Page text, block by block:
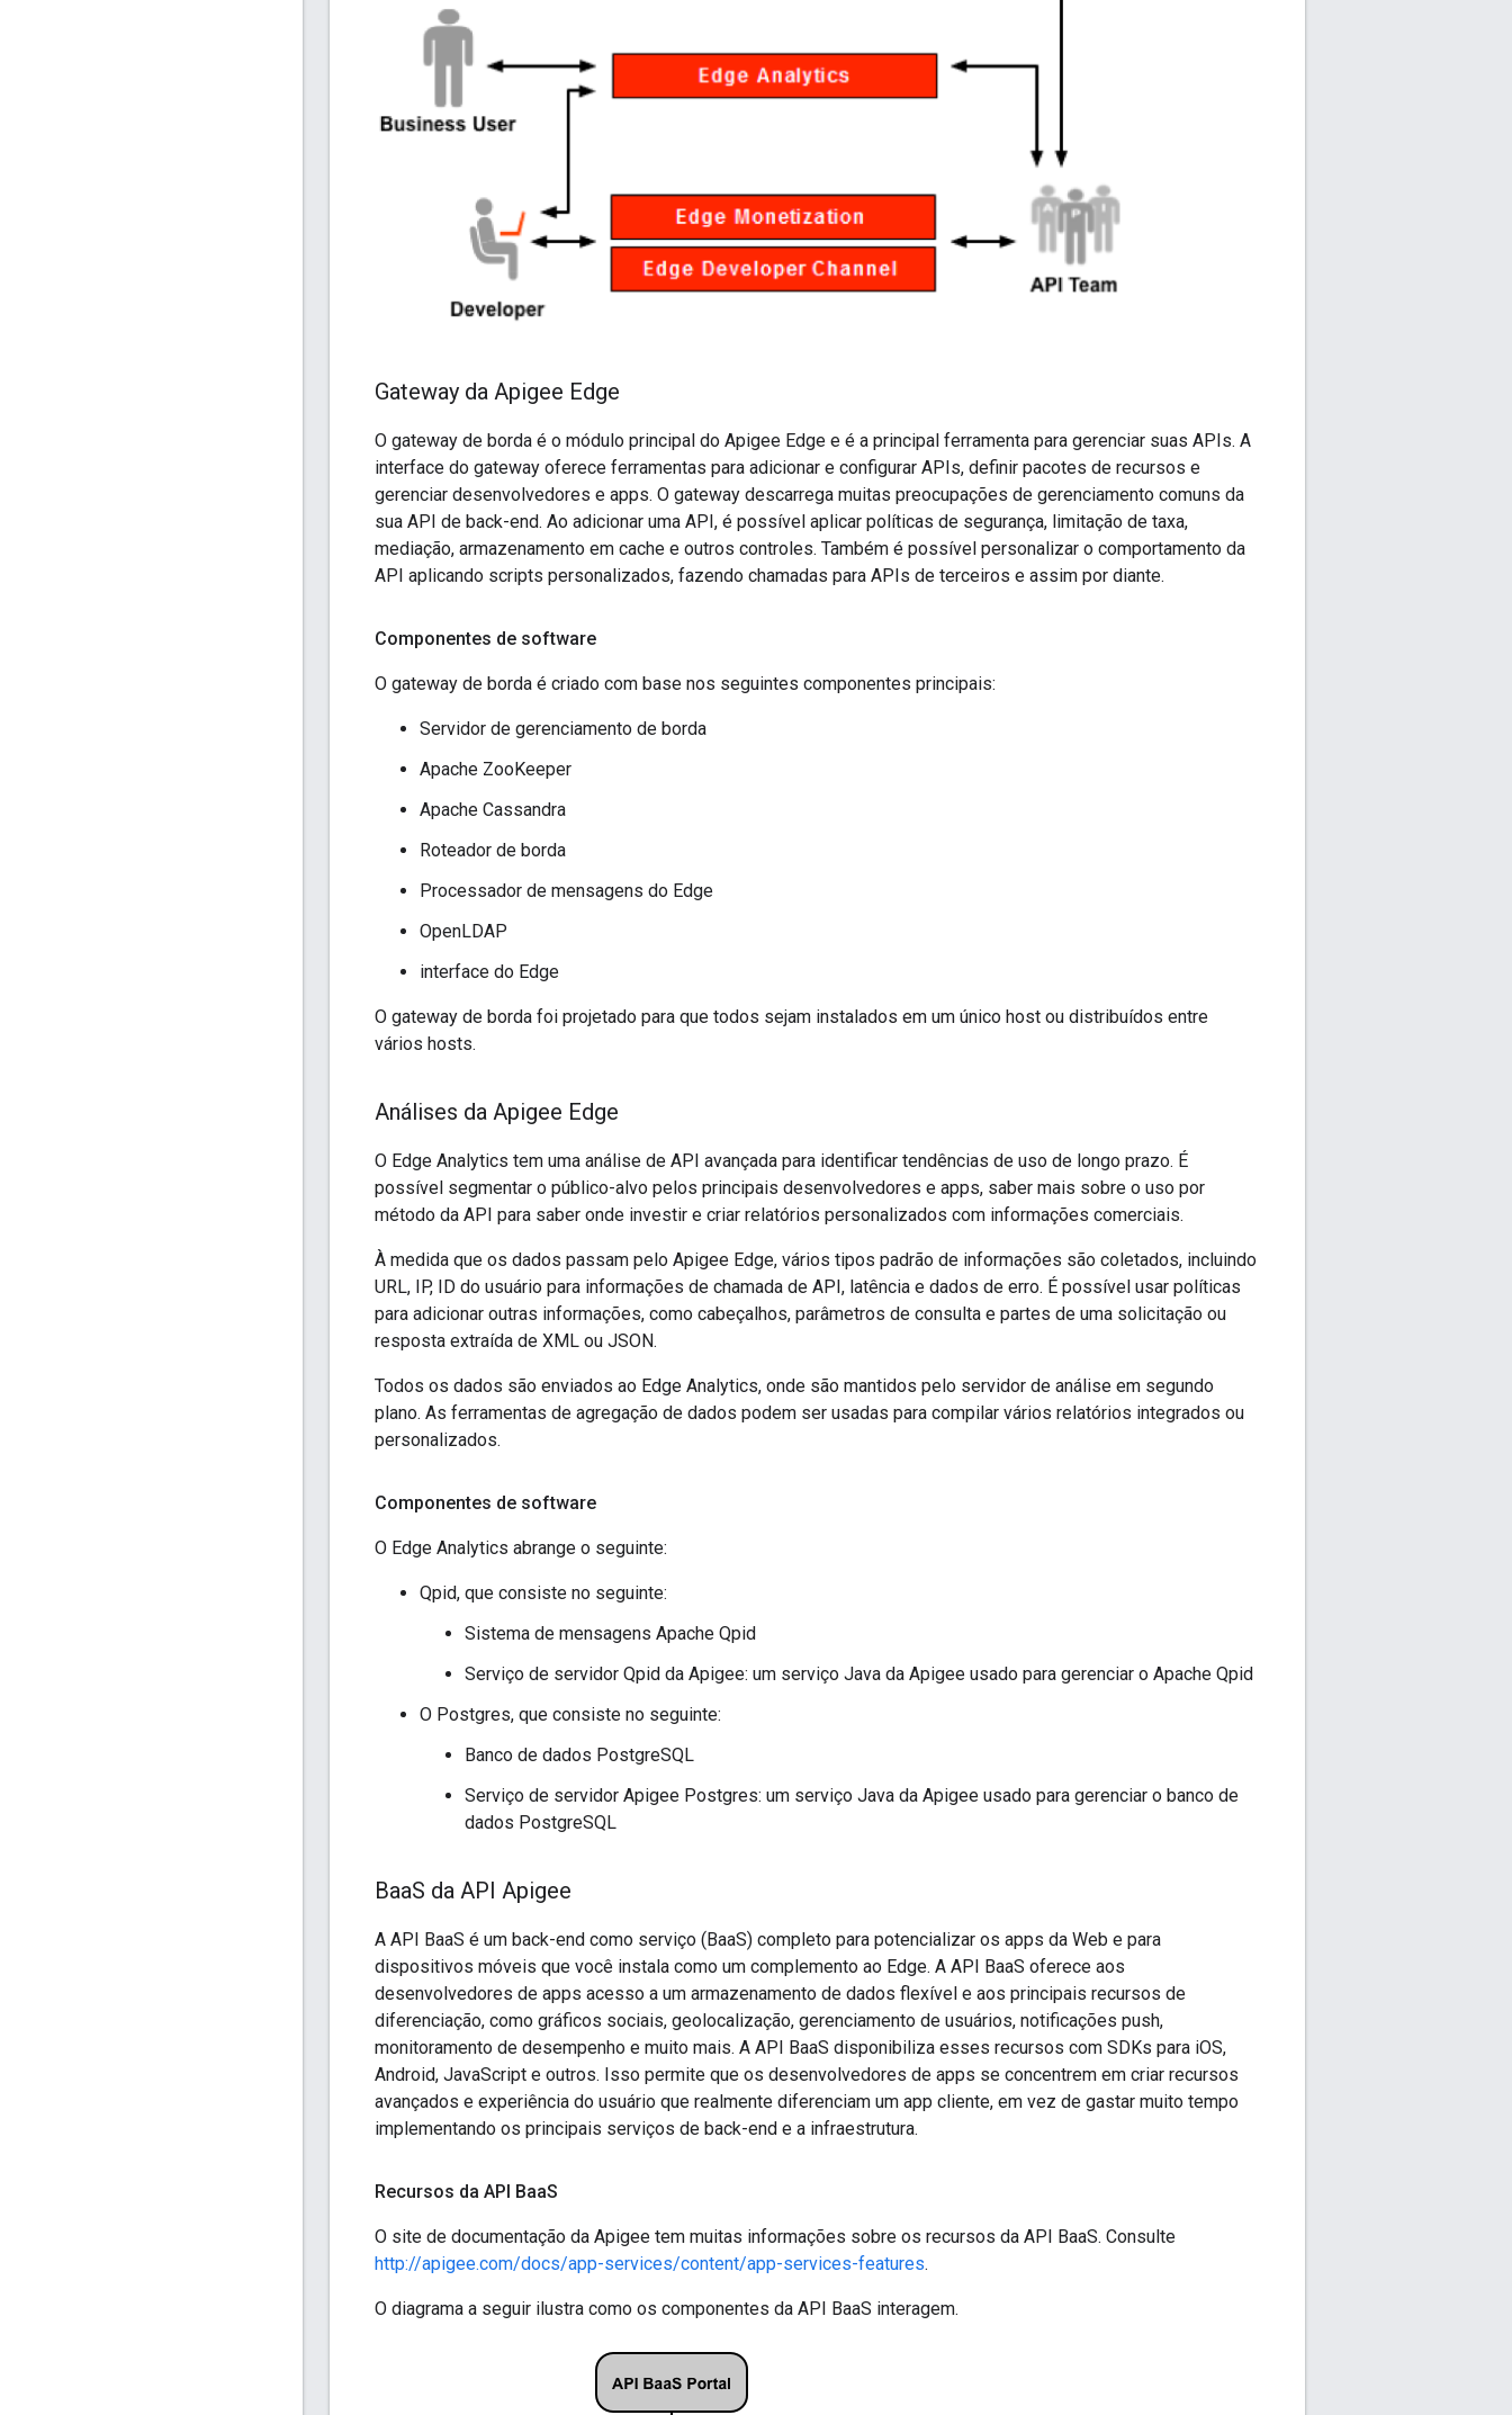
Gateway da Apigee Edge
O gateway de borda é o módulo principal do Apigee Edge e é a principal ferramenta para gerenciar suas APIs. A
interface do gateway oferece ferramentas para adicionar e configurar APIs, definir pacotes de recursos e
gerenciar desenvolvedores e apps. O gateway descarrega muitas preocupações de gerenciamento comuns da
sua API de back-end. Ao adicionar uma API, é possível aplicar políticas de segurança, limitação de taxa,
mediação, armazenamento em cache e outros controles. Também é possível personalizar o comportamento da
API aplicando scripts personalizados, fazendo chamadas para APIs de terceiros e assim por diante.
Componentes de software
O gateway de borda é criado com base nos seguintes componentes principais:
Servidor de gerenciamento de borda
Apache ZooKeeper
Apache Cassandra
Roteador de borda
Processador de mensagens do Edge
OpenLDAP
interface do Edge
O gateway de borda foi projetado para que todos sejam instalados em um único host ou distribuídos entre
vários hosts.
Análises da Apigee Edge
O Edge Analytics tem uma análise de API avançada para identificar tendências de uso de longo prazo. É
possível segmentar o público-alvo pelos principais desenvolvedores e apps, saber mais sobre o uso por
método da API para saber onde investir e criar relatórios personalizados com informações comerciais.
À medida que os dados passam pelo Apigee Edge, vários tipos padrão de informações são coletados, incluindo
URL, IP, ID do usuário para informações de chamada de API, latência e dados de erro. É possível usar políticas
para adicionar outras informações, como cabeçalhos, parâmetros de consulta e partes de uma solicitação ou
resposta extraída de XML ou JSON.
Todos os dados são enviados ao Edge Analytics, onde são mantidos pelo servidor de análise em segundo
plano. As ferramentas de agregação de dados podem ser usadas para compilar vários relatórios integrados ou
personalizados.
Componentes de software
O Edge Analytics abrange o seguinte:
Qpid, que consiste no seguinte:
Sistema de mensagens Apache Qpid
Serviço de servidor Qpid da Apigee: um serviço Java da Apigee usado para gerenciar o Apache Qpid
O Postgres, que consiste no seguinte:
Banco de dados PostgreSQL
Serviço de servidor Apigee Postgres: um serviço Java da Apigee usado para gerenciar o banco de
dados PostgreSQL
BaaS da API Apigee
A API BaaS é um back-end como serviço (BaaS) completo para potencializar os apps da Web e para
dispositivos móveis que você instala como um complemento ao Edge. A API BaaS oferece aos
desenvolvedores de apps acesso a um armazenamento de dados flexível e aos principais recursos de
diferenciação, como gráficos sociais, geolocalização, gerenciamento de usuários, notificações push,
monitoramento de desempenho e muito mais. A API BaaS disponibiliza esses recursos com SDKs para iOS,
Android, JavaScript e outros. Isso permite que os desenvolvedores de apps se concentrem em criar recursos
avançados e experiência do usuário que realmente diferenciam um app cliente, em vez de gastar muito tempo
implementando os principais serviços de back-end e a infraestrutura.
Recursos da API BaaS
O site de documentação da Apigee tem muitas informações sobre os recursos da API BaaS. Consulte
http://apigee.com/docs/app-services/content/app-services-features.
O diagrama a seguir ilustra como os componentes da API BaaS interagem.